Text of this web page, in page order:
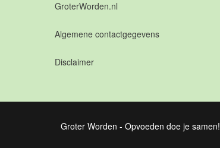
GroterWorden.nl
Algemene contactgegevens
Disclaimer
Groter Worden - Opvoeden doe je samen!